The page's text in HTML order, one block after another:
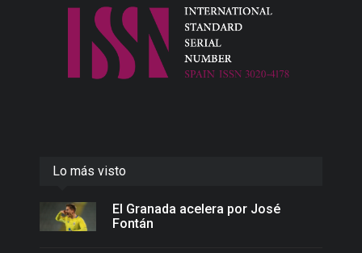
Lo más visto
El Granada acelera por José
Fontán